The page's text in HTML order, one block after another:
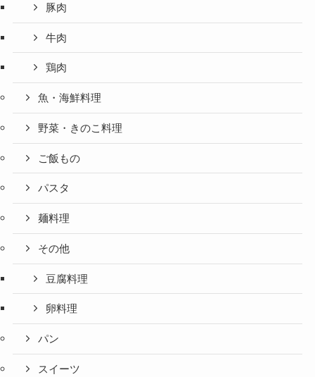
豚肉
牛肉
鶏肉
魚・海鮮料理
野菜・きのこ料理
ご飯もの
パスタ
麺料理
その他
豆腐料理
卵料理
パン
スイーツ